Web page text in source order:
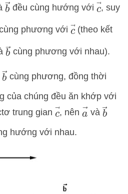
b →
đều cùng hướng với c→
, suy
phương với c →
(theo kết
b →
cùng phương với nhau).
b →
cùng phương, đồng thời
của chúng đều ăn khớp với
trung gian c→
, nêna →
và b
hướng với nhau.